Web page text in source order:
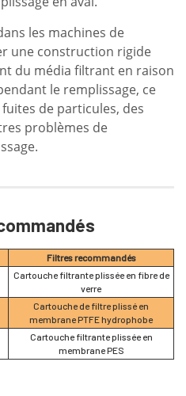
les machines de
une construction rigide
du média filtrant en raison
le remplissage, ce
de particules, des
problèmes de
Filtres recommandés
Cartouche filtrante plissée en fibre de
verre
Cartouche de filtre plissé en
membrane PTFE hydrophobe
Cartouche filtrante plissée en
membrane PES